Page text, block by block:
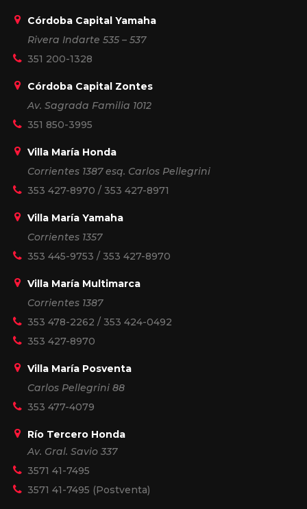
Córdoba Capital Yamaha
Rivera Indarte 535 – 537
351 200-1328
Córdoba Capital Zontes
Av. Sagrada Familia 1012
351 850-3995
Villa María Honda
Corrientes 1387 esq. Carlos Pellegrini
353 427-8970 / 353 427-8971
Villa María Yamaha
Corrientes 1357
353 445-9753 / 353 427-8970
Villa María Multimarca
Corrientes 1387
353 478-2262 / 353 424-0492
353 427-8970
Villa María Posventa
Carlos Pellegrini 88
353 477-4079
Río Tercero Honda
Av. Gral. Savio 337
3571 41-7495
3571 41-7495 (Postventa)